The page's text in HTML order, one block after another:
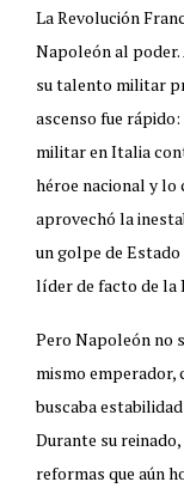
La Revolución
Napoleón al
su talento militar
ascenso fue
militar en Italia
héroe nacional y lo
aprovechó la
un golpe de
líder de facto de la
Pero Napoleón no
mismo emperador,
buscaba
Durante su
reformas que aún